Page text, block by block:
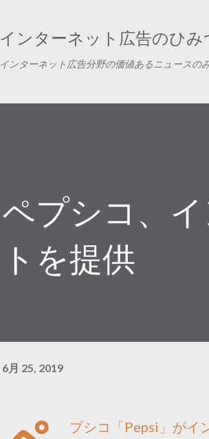
インターネット広告のひみ
インターネット広告分野の価値あるニュースの
ペプシコ、
トを提供
6月 25, 2019
プシコ「Pepsi」がイ